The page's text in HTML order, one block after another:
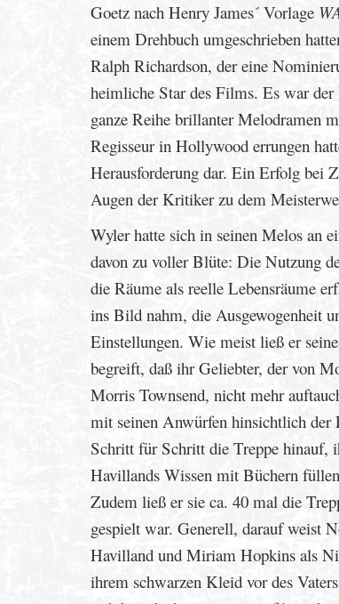
Goetz nach Henry James´ Vorlage
einem Drehbuch umgeschrieben
Ralph Richardson, der eine
heimliche Star des Films. Es war
ganze Reihe brillanter Melodramen
Regisseur in Hollywood errungen
Herausforderung dar. Ein Erfolg bei
Augen der Kritiker zu dem
Wyler hatte sich in seinen Melos an
davon zu voller Blüte: Die Nutzung
die Räume als reelle Lebensräume
ins Bild nahm, die Ausgewogenheit
Einstellungen. Wie meist ließ er
begreift, daß ihr Geliebter, der von
Morris Townsend, nicht mehr
mit seinen Anwürfen hinsichtlich der
Schritt für Schritt die Treppe hinauf,
Havillands Wissen mit Büchern
Zudem ließ er sie ca. 40 mal die
gespielt war. Generell, darauf weist
Havilland und Miriam Hopkins als
ihrem schwarzen Kleid vor des